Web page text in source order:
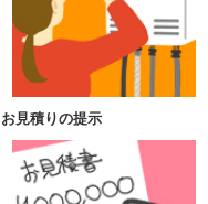
お見積りの提示